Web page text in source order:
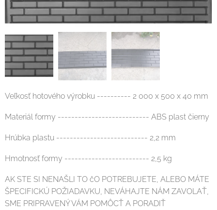
Veľkosť hotového výrobku ---------- 2 000 x 500 x 40 mm
Materiál formy --------------------------- ABS plast čierny
Hrúbka plastu --------------------------- 2,2 mm
Hmotnosť formy ------------------------- 2,5 kg
AK STE SI NENAŠLI TO čO POTREBUJETE, ALEBO MÁTE
ŠPECIFICKÚ POŽIADAVKU, NEVÁHAJTE NÁM ZAVOLAŤ,
SME PRIPRAVENÝ VÁM POMÔCŤ A PORADIŤ